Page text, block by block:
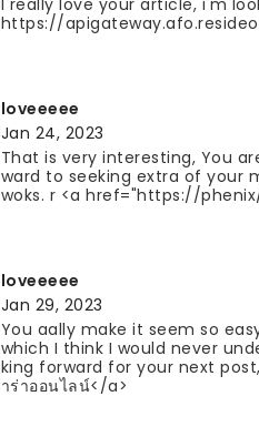
I really love your article, i'm
https://
loveeeee
Jan 24, 2023
That is very interesting, You
ward to seeking extra of your
woks. r <a href="https://
loveeeee
Jan 29, 2023
You aally make it seem so
which I think I would never
king forward for your next
าร่าออนไลน์</a>